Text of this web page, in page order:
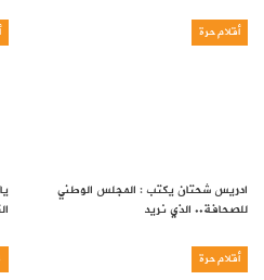
أقلام حرة
ادريس شحتان يكتب : المجلس الوطني
للصحافة.. الذي نريد
أقلام حرة